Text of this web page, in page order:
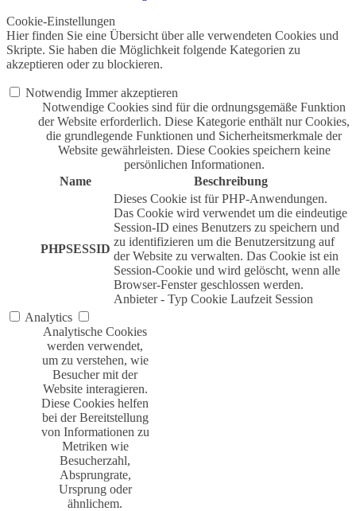
Cookie-Einstellungen
Hier finden Sie eine Übersicht über alle verwendeten Cookies und
Skripte. Sie haben die Möglichkeit folgende Kategorien zu
akzeptieren oder zu blockieren.
Notwendig Immer akzeptieren
Notwendige Cookies sind für die ordnungsgemäße Funktion
der Website erforderlich. Diese Kategorie enthält nur Cookies,
die grundlegende Funktionen und Sicherheitsmerkmale der
Website gewährleisten. Diese Cookies speichern keine
persönlichen Informationen.
Name
Beschreibung
PHPSESSID
Dieses Cookie ist für PHP-Anwendungen.
Das Cookie wird verwendet um die eindeutige
Session-ID eines Benutzers zu speichern und
zu identifizieren um die Benutzersitzung auf
der Website zu verwalten. Das Cookie ist ein
Session-Cookie und wird gelöscht, wenn alle
Browser-Fenster geschlossen werden.
Anbieter - Typ Cookie Laufzeit Session
Analytics
Analytische Cookies
werden verwendet,
um zu verstehen, wie
Besucher mit der
Website interagieren.
Diese Cookies helfen
bei der Bereitstellung
von Informationen zu
Metriken wie
Besucherzahl,
Absprungrate,
Ursprung oder
ähnlichem.